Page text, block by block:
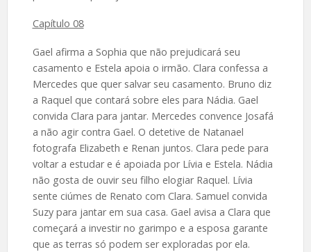
Capítulo 08
Gael afirma a Sophia que não prejudicará seu
casamento e Estela apoia o irmão. Clara confessa a
Mercedes que quer salvar seu casamento. Bruno diz
a Raquel que contará sobre eles para Nádia. Gael
convida Clara para jantar. Mercedes convence Josafá
a não agir contra Gael. O detetive de Natanael
fotografa Elizabeth e Renan juntos. Clara pede para
voltar a estudar e é apoiada por Lívia e Estela. Nádia
não gosta de ouvir seu filho elogiar Raquel. Lívia
sente ciúmes de Renato com Clara. Samuel convida
Suzy para jantar em sua casa. Gael avisa a Clara que
começará a investir no garimpo e a esposa garante
que as terras só podem ser exploradas por ela.